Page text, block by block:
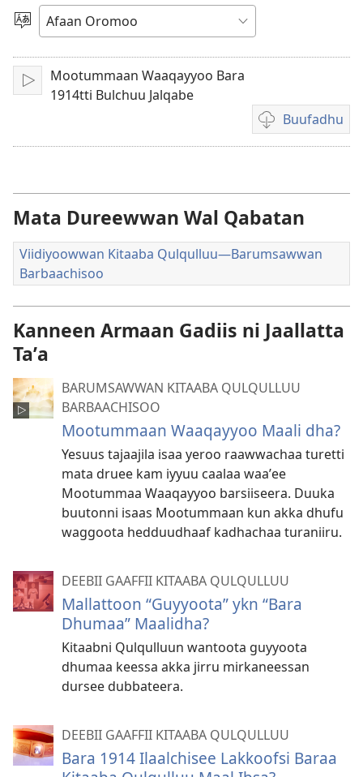
taphachiisi
Afaan
Filadhu
Bani
Mootummaan Waaqayyoo Bara
1914tti Bulchuu Jalqabe
Buufadhu
Filannaawwan
viidiyoo
Mata Dureewwan Wal Qabatan
Viidiyoowwan Kitaaba Qulqulluu—Barumsawwan
Barbaachisoo
Kanneen Armaan Gadiis ni Jaallatta
Taʼa
BARUMSAWWAN KITAABA QULQULLUU
BARBAACHISOO
Mootummaan Waaqayyoo Maali dha?
Yesuus tajaajila isaa yeroo raawwachaa turetti
mata druee kam iyyuu caalaa waaʼee
Mootummaa Waaqayyoo barsiiseera. Duuka
buutonni isaas Mootummaan kun akka dhufu
waggoota hedduudhaaf kadhachaa turaniiru.
DEEBII GAAFFII KITAABA QULQULLUU
Mallattoon “Guyyoota” ykn “Bara
Dhumaa” Maalidha?
Kitaabni Qulqulluun wantoota guyyoota
dhumaa keessa akka jirru mirkaneessan
dursee dubbateera.
DEEBII GAAFFII KITAABA QULQULLUU
Bara 1914 Ilaalchisee Lakkoofsi Baraa